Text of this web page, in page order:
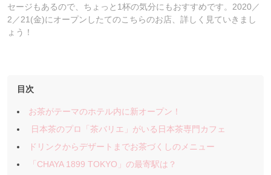
セージもあるので、ちょっと1杯の気分にもおすすめです。2020／
2／21(金)にオープンしたてのこちらのお店、詳しく見ていきまし
ょう！
目次
お茶がテーマのホテル内に新オープン！
日本茶のプロ「茶バリエ」がいる日本茶専門カフェ
ドリンクからデザートまでお茶づくしのメニュー
「CHAYA 1899 TOKYO」の最寄駅は？